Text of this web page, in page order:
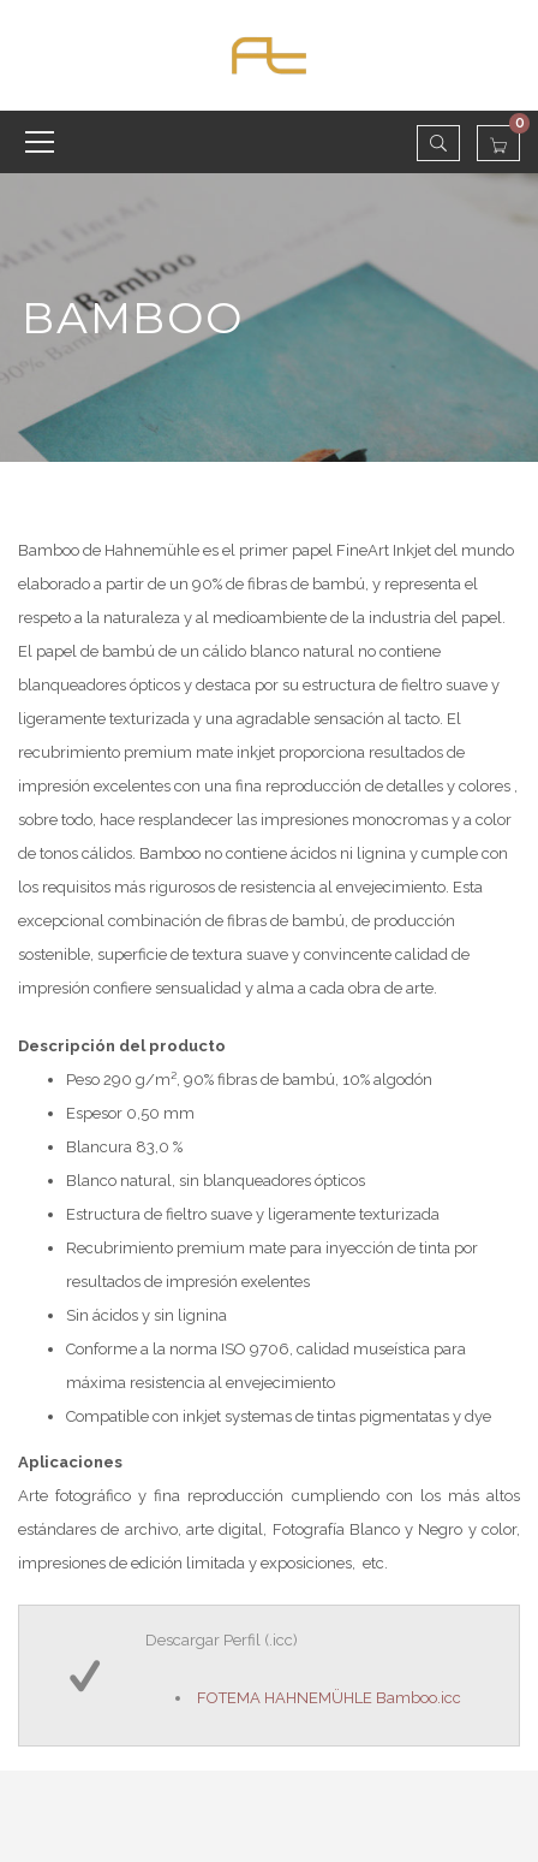
0
BAMBOO
Bamboo de Hahnemühle es el primer papel FineArt Inkjet del mundo
elaborado a partir de un 90% de fibras de bambú, y representa el
respeto a la naturaleza y al medioambiente de la industria del papel.
El papel de bambú de un cálido blanco natural no contiene
blanqueadores ópticos y destaca por su estructura de fieltro suave y
ligeramente texturizada y una agradable sensación al tacto. El
recubrimiento premium mate inkjet proporciona resultados de
impresión excelentes con una fina reproducción de detalles y colores ,
sobre todo, hace resplandecer las impresiones monocromas y a color
de tonos cálidos. Bamboo no contiene ácidos ni lignina y cumple con
los requisitos más rigurosos de resistencia al envejecimiento. Esta
excepcional combinación de fibras de bambú, de producción
sostenible, superficie de textura suave y convincente calidad de
impresión confiere sensualidad y alma a cada obra de arte.
Descripción del producto
Peso 290 g/m², 90% fibras de bambú, 10% algodón
Espesor 0,50 mm
Blancura 83,0 %
Blanco natural, sin blanqueadores ópticos
Estructura de fieltro suave y ligeramente texturizada
Recubrimiento premium mate para inyección de tinta por
resultados de impresión exelentes
Sin ácidos y sin lignina
Conforme a la norma ISO 9706, calidad museística para
máxima resistencia al envejecimiento
Compatible con inkjet systemas de tintas pigmentatas y dye
Aplicaciones
Arte fotográfico y fina reproducción cumpliendo con los más altos
estándares de archivo, arte digital, Fotografía Blanco y Negro y color,
impresiones de edición limitada y exposiciones, etc.
Descargar Perfil (.icc)
FOTEMA HAHNEMÜHLE Bamboo.icc